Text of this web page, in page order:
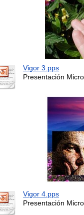
Vigor 3.pps
Presentación
Vigor 4.pps
Presentación